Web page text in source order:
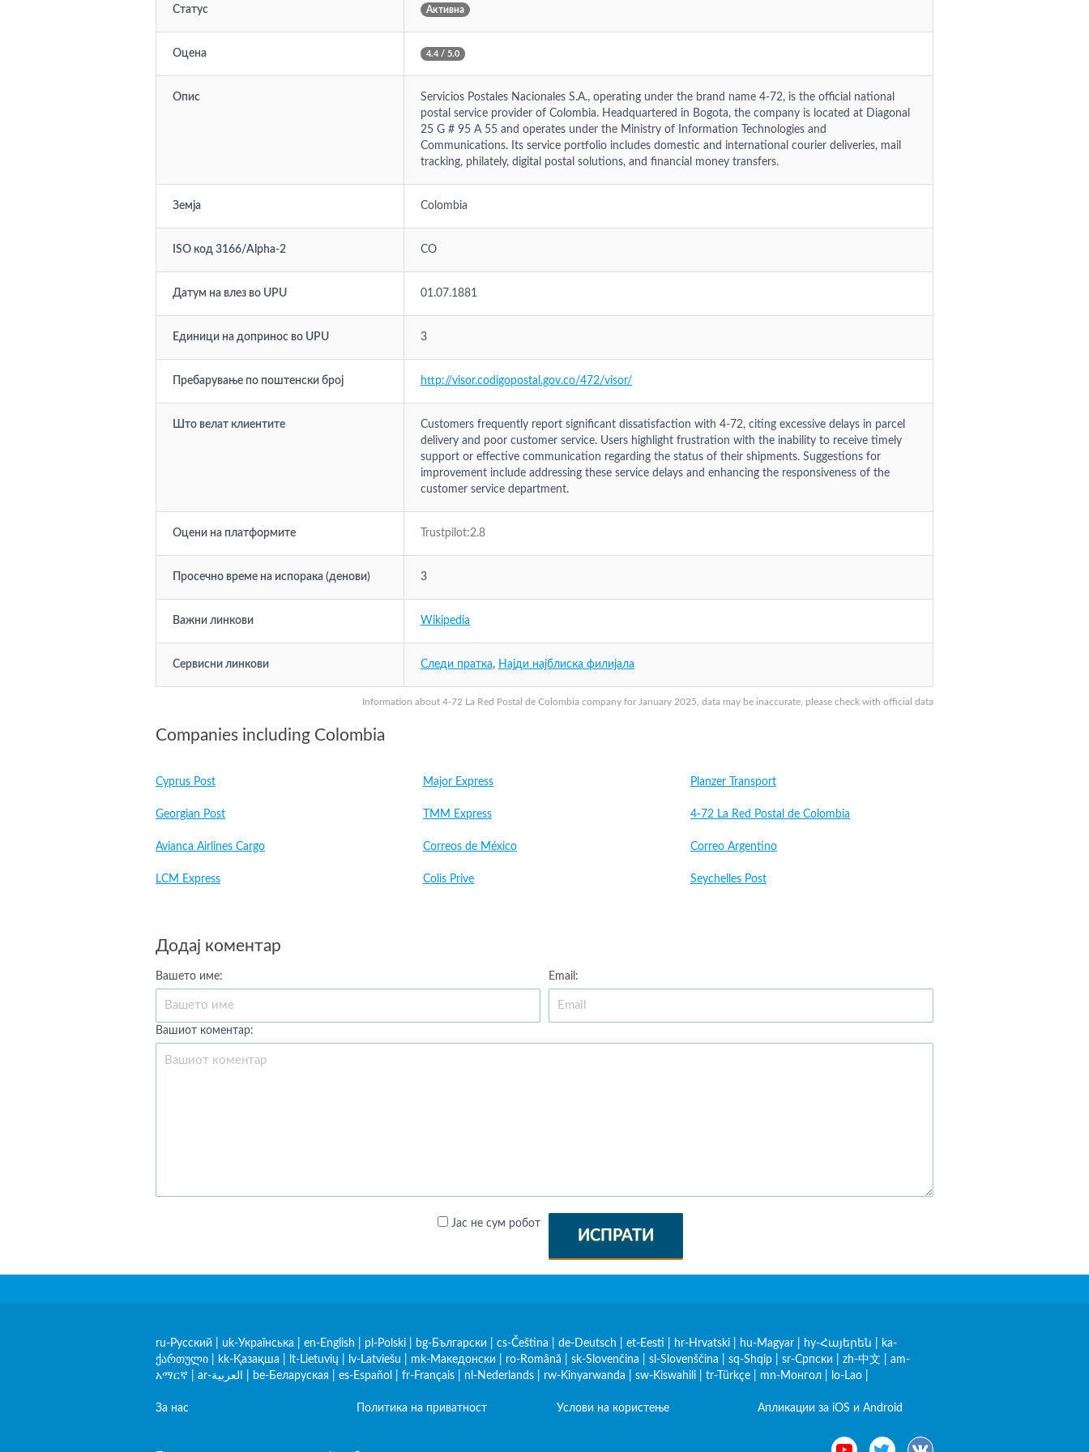
Information about 4-72 La Red Postal de Colombia company for January 2025, data may be inaccurate, please check with official data
Статус Активна
Оцена 4.4 / 5.0
Опис
Servicios Postales Nacionales S.A., operating under the brand name 4-72, is the official national
postal service provider of Colombia. Headquartered in Bogota, the company is located at Diagonal
25 G # 95 A 55 and operates under the Ministry of Information Technologies and
Communications. Its service portfolio includes domestic and international courier deliveries, mail
tracking, philately, digital postal solutions, and financial money transfers.
Земја Colombia
ISO код 3166/Alpha-2 CO
Датум на влез во UPU 01.07.1881
Единици на допринос во UPU 3
Пребарување по поштенски број http://visor.codigopostal.gov.co/472/visor/
Што велат клиентите
Customers frequently report significant dissatisfaction with 4-72, citing excessive delays in parcel
delivery and poor customer service. Users highlight frustration with the inability to receive timely
support or effective communication regarding the status of their shipments. Suggestions for
improvement include addressing these service delays and enhancing the responsiveness of the
customer service department.
Оцени на платформите Trustpilot:2.8
Просечно време на испорака (денови) 3
Важни линкови Wikipedia
Сервисни линкови Следи пратка, Најди најблиска филијала
Companies including Colombia
Cyprus Post Major Express Planzer Transport
Georgian Post TMM Express 4-72 La Red Postal de Colombia
Avianca Airlines Cargo Correos de México Correo Argentino
LCM Express Colis Prive Seychelles Post
Додај коментар
Вашето име: Email:
Вашиот коментар:
Јас не сум робот
ИСПРАТИ
ru-Русский uk-Українська en-English pl-Polski bg-Български cs-Čeština de-Deutsch et-Eesti hr-Hrvatski hu-Magyar hy-Հայերեն
ka-
ქართული
kk-Қазақша lt-Lietuvių lv-Latviešu mk-Македонски ro-Română sk-Slovenčina sl-Slovenščina sq-Shqip sr-Српски zh-中文
am-
አማርኛ
ar-العربية be-Беларуская es-Español fr-Français nl-Nederlands rw-Kinyarwanda sw-Kiswahili tr-Türkçe mn-Монгол lo-Lao
За нас Политика на приватност Услови на користење Апликации за iOS и Android